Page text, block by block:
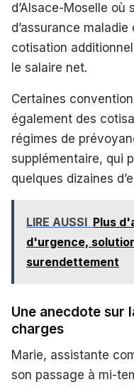
d’Alsace-Moselle où
d’assurance
cotisation
le salaire net.
Certaines
également des
régimes de
supplémentaire, qui
quelques dizaines
LIRE AUSSI Plus
d'urgence,
surendettement
Une anecdote sur
charges
Marie, assistante
son passage à mi-